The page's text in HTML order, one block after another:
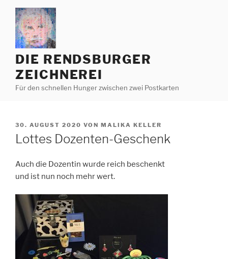
Zum
Inhalt
springen
DIE RENDSBURGER
ZEICHNEREI
Für den schnellen Hunger zwischen zwei Postkarten
VERÖFFENTLICHT
AM
30. AUGUST 2020 VON MALIKA KELLER
Lottes Dozenten-Geschenk
Auch die Dozentin wurde reich beschenkt
und ist nun noch mehr wert.